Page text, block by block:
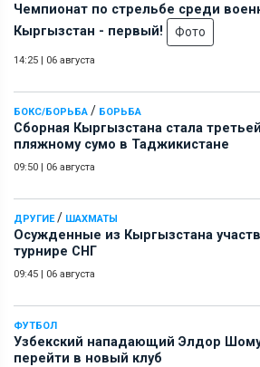
Чемпионат по стрельбе среди
Кыргызстан - первый!
Фото
14:25 | 06 августа
БОКС/БОРЬБА / БОРЬБА
Сборная Кыргызстана стала
пляжному сумо в Таджикистане
09:50 | 06 августа
ДРУГИЕ/ ШАХМАТЫ
Осужденные из Кыргызстана
турнире СНГ
09:45 | 06 августа
ФУТБОЛ
Узбекский нападающий Элдор
перейти в новый клуб